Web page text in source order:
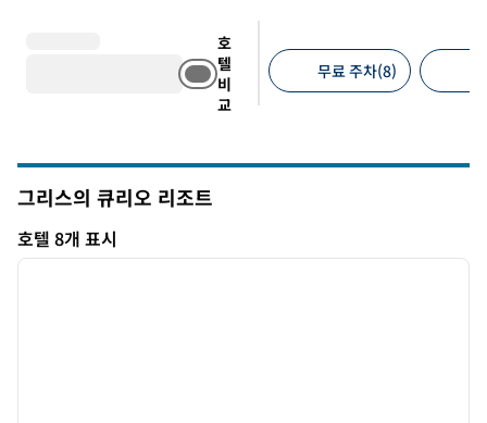
호
텔
비
교
무료 주차(8)
그리스의 큐리오 리조트
호텔 8개 표시
호텔 8개 표시
1/12
다음